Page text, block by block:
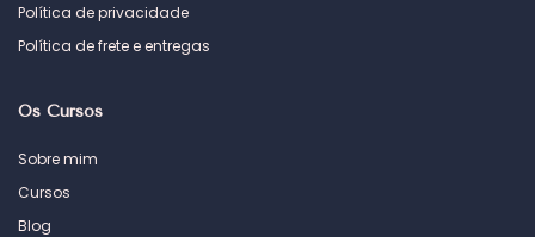
Política de privacidade
Política de frete e entregas
Os Cursos
Sobre mim
Cursos
Blog